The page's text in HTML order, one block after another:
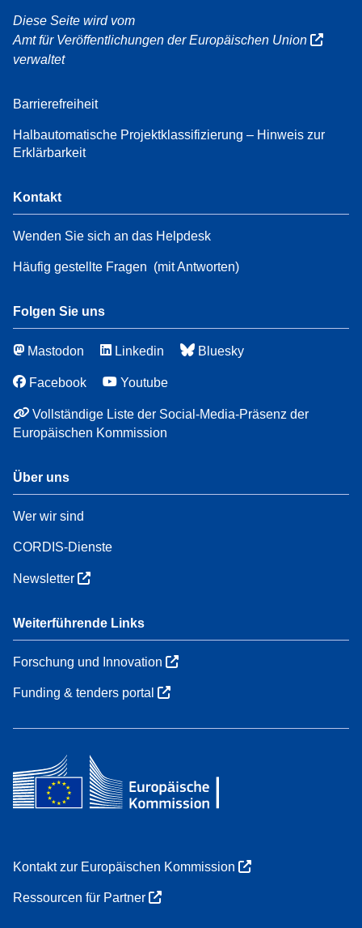
Diese Seite wird vom
Amt für Veröffentlichungen der Europäischen Union
verwaltet
Barrierefreiheit
Halbautomatische Projektklassifizierung – Hinweis zur
Erklärbarkeit
Kontakt
Wenden Sie sich an das Helpdesk
Häufig gestellte Fragen (mit Antworten)
Folgen Sie uns
Mastodon Linkedin Bluesky
Facebook Youtube
Vollständige Liste der Social-Media-Präsenz der
Europäischen Kommission
Über uns
Wer wir sind
CORDIS-Dienste
Newsletter
Weiterführende Links
Forschung und Innovation
Funding & tenders portal
Kontakt zur Europäischen Kommission
Ressourcen für Partner